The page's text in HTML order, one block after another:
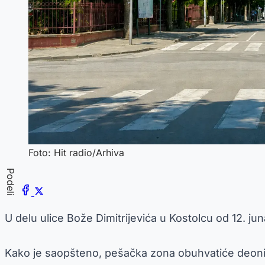
Foto: Hit radio/Arhiva
Podeli
U delu ulice Bože Dimitrijevića u Kostolcu od 12.
Kako je saopšteno, pešačka zona obuhvatiće